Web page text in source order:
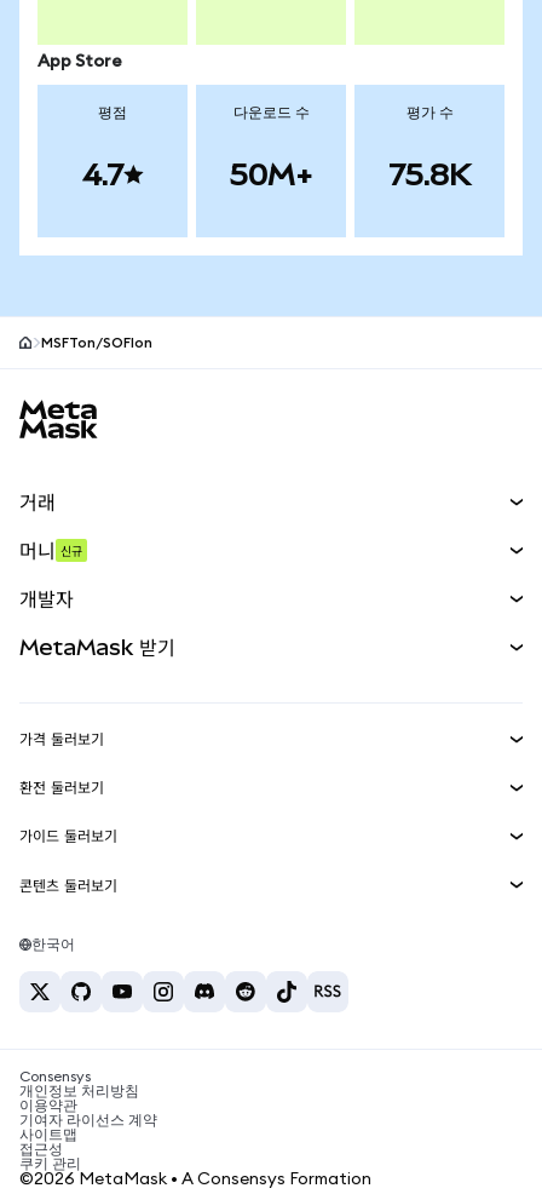
App Store
평점
4.7
다운로드 수
50M+
평가 수
75.8K
MSFTon/SOFIon
거래
무기한 선물
실물자산
머니 신규
개발자
MetaMask Connect
Snaps
웹3 서비스
MetaMask 받기
보안
고객 지원
채용
가격 둘러보기
이더리움 가격
솔라나 가격
테더 가격
환전 둘러보기
ETH를 USD로 환전
USDT를 INR로 환전
BTC를 INR로 환전
ETH를 USDT로 환전
가이드 둘러보기
ETH 매수
USDT 매수
SHIB 매수
BNB 매수
콘텐츠 둘러보기
솔라나 지갑
암호화폐 세금 뉴스
암호화폐 매수 방법
비트코인 매도 방법
한국어
Consensys
개인정보 처리방침
이용약관
기여자 라이선스 계약
사이트맵
접근성
쿠키 관리
©2026 MetaMask • A Consensys Formation